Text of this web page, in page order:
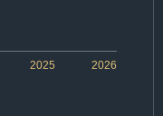
2026
2025